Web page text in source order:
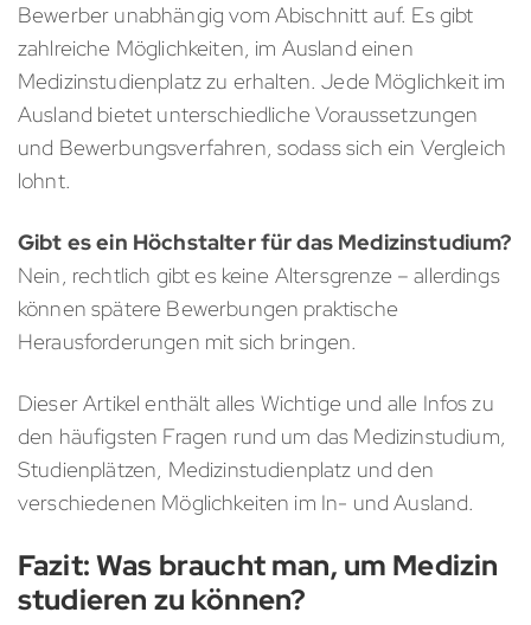
Bewerber unabhängig vom Abischnitt auf. Es gibt
zahlreiche Möglichkeiten, im Ausland einen
Medizinstudienplatz zu erhalten. Jede Möglichkeit im
Ausland bietet unterschiedliche Voraussetzungen
und Bewerbungsverfahren, sodass sich ein Vergleich
lohnt.
Gibt es ein Höchstalter für das Medizinstudium?
Nein, rechtlich gibt es keine Altersgrenze – allerdings
können spätere Bewerbungen praktische
Herausforderungen mit sich bringen.
Dieser Artikel enthält alles Wichtige und alle Infos zu
den häufigsten Fragen rund um das Medizinstudium,
Studienplätzen, Medizinstudienplatz und den
verschiedenen Möglichkeiten im In- und Ausland.
Fazit: Was braucht man, um Medizin
studieren zu können?